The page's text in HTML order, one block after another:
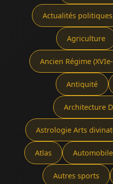
Actualités politiques
Agriculture
Ancien Régime
Antiquité
Architecture
Astrologie Arts
Atlas
Autres sports